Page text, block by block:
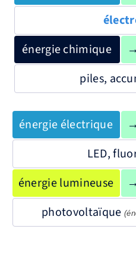
énergie chimique
→
piles,
énergie électrique →
LED,
énergie lumineuse
→
photovoltaïque